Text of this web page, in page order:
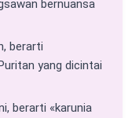
bernuansa
berarti
yang dicintai
berarti «karunia